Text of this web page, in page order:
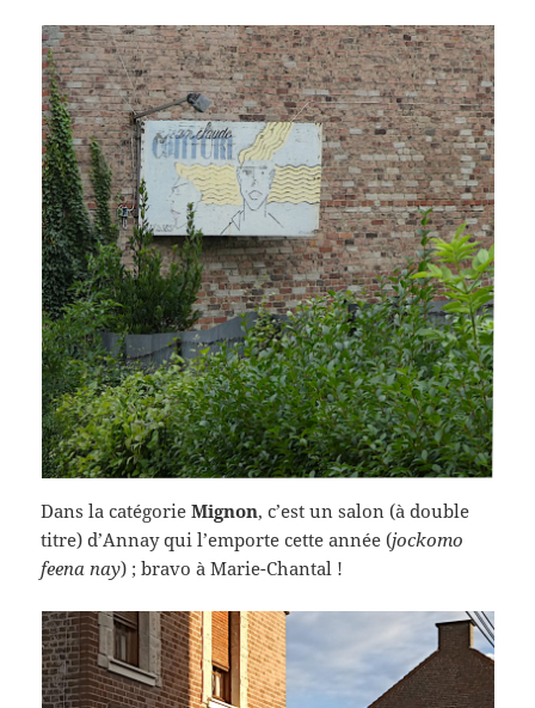
Dans la catégorie Mignon, c’est un salon (à double
titre) d’Annay qui l’emporte cette année (jockomo
feena nay) ; bravo à Marie-Chantal !